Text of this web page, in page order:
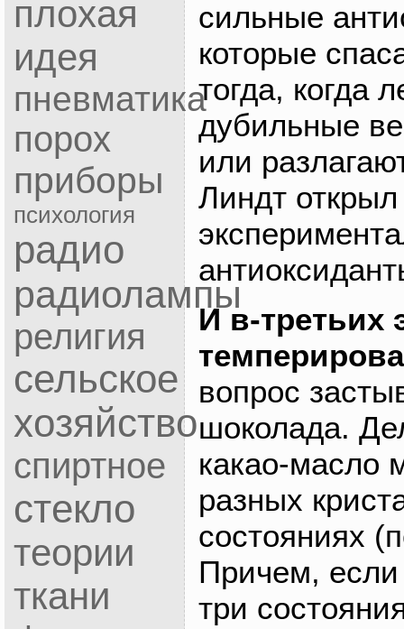
плохая
идея
пневматика
порох
приборы
психология
радио
радиолампы
религия
сельское
хозяйство
спиртное
стекло
теории
ткани
сильные
которые
тогда, когда
дубильные
или
Линдт открыл
И в-третьих
вопрос
шоколада.
какао-масло
разных
состояниях
Причем, если
три